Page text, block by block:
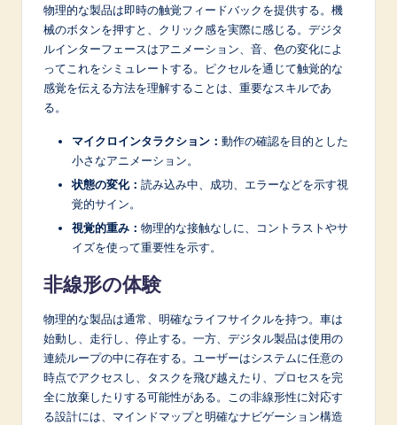
物理的な製品は即時の触覚フィードバックを提供する。機
械のボタンを押すと、クリック感を実際に感じる。デジタ
ルインターフェースはアニメーション、音、色の変化によ
ってこれをシミュレートする。ピクセルを通じて触覚的な
感覚を伝える方法を理解することは、重要なスキルであ
る。
マイクロインタラクション： 動作の確認を目的とした
小さなアニメーション。
状態の変化： 読み込み中、成功、エラーなどを示す視
覚的サイン。
視覚的重み： 物理的な接触なしに、コントラストやサ
イズを使って重要性を示す。
非線形の体験
物理的な製品は通常、明確なライフサイクルを持つ。車は
始動し、走行し、停止する。一方、デジタル製品は使用の
連続ループの中に存在する。ユーザーはシステムに任意の
時点でアクセスし、タスクを飛び越えたり、プロセスを完
全に放棄したりする可能性がある。この非線形性に対応す
る設計には、マインドマップと明確なナビゲーション構造